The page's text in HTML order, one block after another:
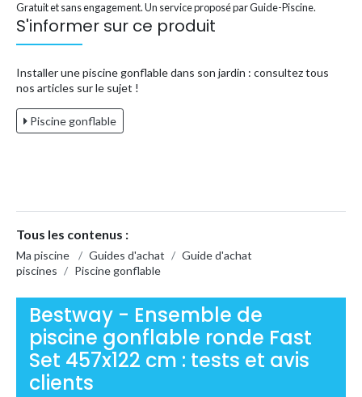
Gratuit et sans engagement. Un service proposé par Guide-Piscine.
S'informer sur ce produit
Installer une piscine gonflable dans son jardin : consultez tous
nos articles sur le sujet !
Piscine gonflable
Tous les contenus :
Ma piscine / Guides d'achat / Guide d'achat
piscines / Piscine gonflable
Bestway - Ensemble de
piscine gonflable ronde Fast
Set 457x122 cm : tests et avis
clients